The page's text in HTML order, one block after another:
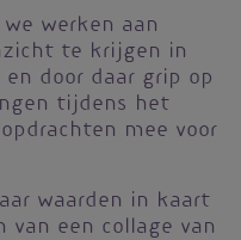
werken aan
te krijgen in
door daar grip op
tijdens het
mee voor
waarden in kaart
van een collage van